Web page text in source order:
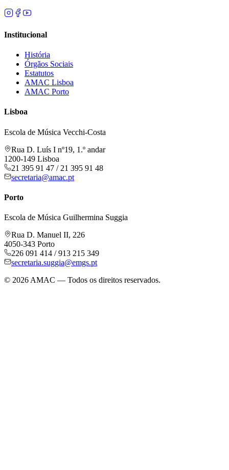
Institucional
História
Órgãos Sociais
Estatutos
AMAC Lisboa
AMAC Porto
Lisboa
Escola de Música Vecchi-Costa
Rua D. Luís I nº19, 1.º andar
1200-149 Lisboa
21 395 91 47 / 21 395 91 48
secretaria@amac.pt
Porto
Escola de Música Guilhermina Suggia
Rua D. Manuel II, 226
4050-343 Porto
226 091 414 / 913 215 349
secretaria.suggia@emgs.pt
© 2026 AMAC — Todos os direitos reservados.